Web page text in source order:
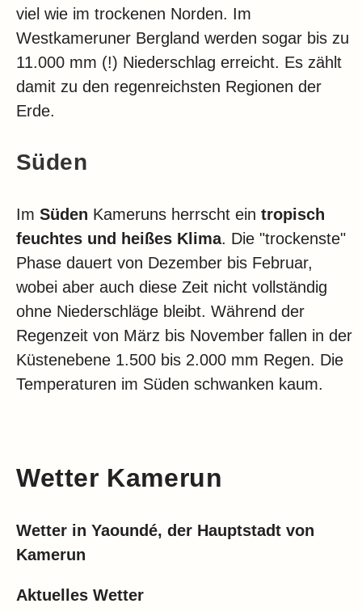
viel wie im trockenen Norden. Im
Westkameruner Bergland werden sogar bis zu
11.000 mm (!) Niederschlag erreicht. Es zählt
damit zu den regenreichsten Regionen der
Erde.
Süden
Im Süden Kameruns herrscht ein tropisch
feuchtes und heißes Klima. Die "trockenste"
Phase dauert von Dezember bis Februar,
wobei aber auch diese Zeit nicht vollständig
ohne Niederschläge bleibt. Während der
Regenzeit von März bis November fallen in der
Küstenebene 1.500 bis 2.000 mm Regen. Die
Temperaturen im Süden schwanken kaum.
Wetter Kamerun
Wetter in Yaoundé, der Hauptstadt von
Kamerun
Aktuelles Wetter